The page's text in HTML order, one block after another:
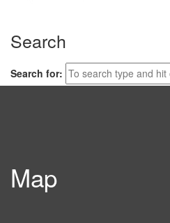
Search
Search for:
Map